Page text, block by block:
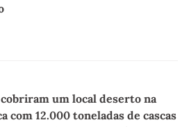
cobriram um local deserto na
com 12.000 toneladas de cascas